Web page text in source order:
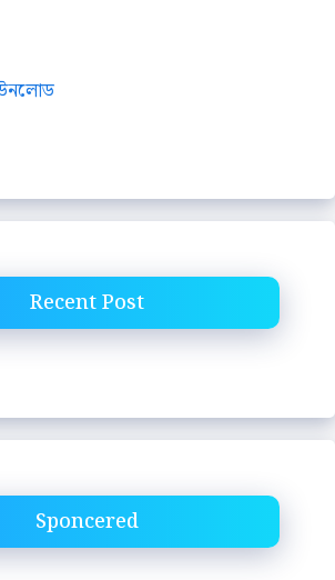
Recent Post
Sponcered